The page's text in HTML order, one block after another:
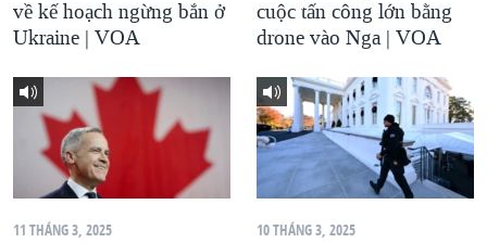
về kế hoạch ngừng bắn ở
Ukraine | VOA
cuộc tấn công lớn bằng
drone vào Nga | VOA
11 THÁNG 3, 2025 10 THÁNG 3, 2025